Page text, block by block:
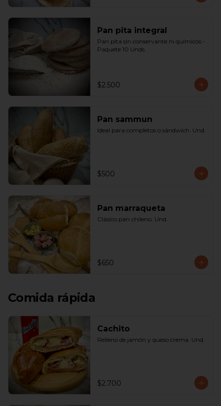
Pan pita integral
Pan pita sin conservante ni químicos -
Paquete 10 Unds.
$2.500
Pan sammun
Ideal para completos o sándwich. Und.
$500
Pan marraqueta
Clásico pan chileno. Und.
$650
Comida rápida
Cachito
Relleno de jamón y queso crema. Und.
$2.700